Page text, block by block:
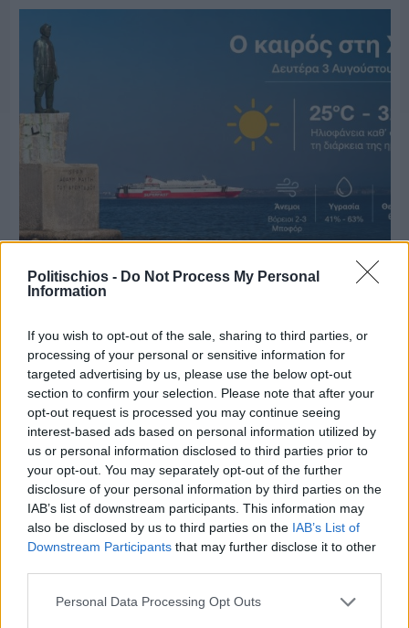
Politischios - Do Not Process My Personal
Information
If you wish to opt-out of the sale, sharing to third parties, or
processing of your personal or sensitive information for
targeted advertising by us, please use the below opt-out
section to confirm your selection. Please note that after your
opt-out request is processed you may continue seeing
interest-based ads based on personal information utilized by
us or personal information disclosed to third parties prior to
your opt-out. You may separately opt-out of the further
disclosure of your personal information by third parties on the
IAB’s list of downstream participants. This information may
also be disclosed by us to third parties on the IAB’s List of
Downstream Participants that may further disclose it to other
Personal Data Processing Opt Outs
Πριν 6 ημέρες
Διαφήμιση